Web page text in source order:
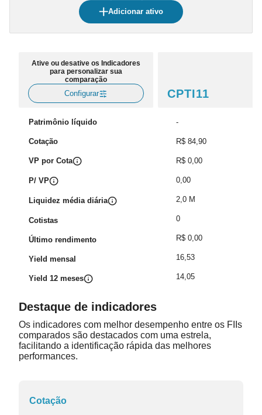
Adicionar ativo
Ative ou desative os Indicadores
para personalizar sua
comparação
Configurar
Patrimônio líquido
Cotação
VP por Cota
P/ VP
Liquidez média diária
Cotistas
Último rendimento
Yield mensal
Yield 12 meses
CPTI11
-
R$ 84,90
R$ 0,00
0,00
2,0 M
0
R$ 0,00
16,53
14,05
Destaque de indicadores
Os indicadores com melhor desempenho entre os FIIs
comparados são destacados com uma estrela,
facilitando a identificação rápida das melhores
performances.
Cotação